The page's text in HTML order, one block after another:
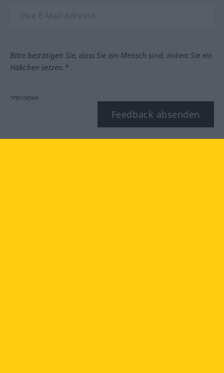
Bitte bestätigen Sie, dass Sie ein Mensch sind, indem Sie ein
Häkchen setzen.*
*Pflichtfeld
Feedback absenden